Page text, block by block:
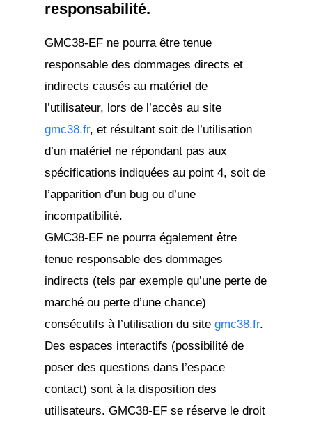
responsabilité.
GMC38-EF ne pourra être tenue
responsable des dommages directs et
indirects causés au matériel de
l’utilisateur, lors de l’accès au site
gmc38.fr, et résultant soit de l’utilisation
d’un matériel ne répondant pas aux
spécifications indiquées au point 4, soit de
l’apparition d’un bug ou d’une
incompatibilité.
GMC38-EF ne pourra également être
tenue responsable des dommages
indirects (tels par exemple qu’une perte de
marché ou perte d’une chance)
consécutifs à l’utilisation du site gmc38.fr.
Des espaces interactifs (possibilité de
poser des questions dans l’espace
contact) sont à la disposition des
utilisateurs. GMC38-EF se réserve le droit